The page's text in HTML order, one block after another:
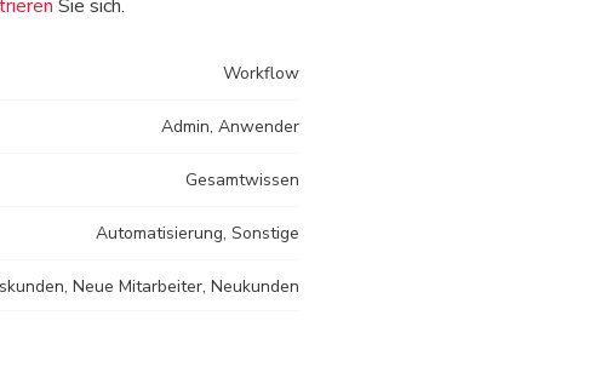
Sie sich.
Workflow
Admin, Anwender
Gesamtwissen
Automatisierung, Sonstige
Neue Mitarbeiter, Neukunden